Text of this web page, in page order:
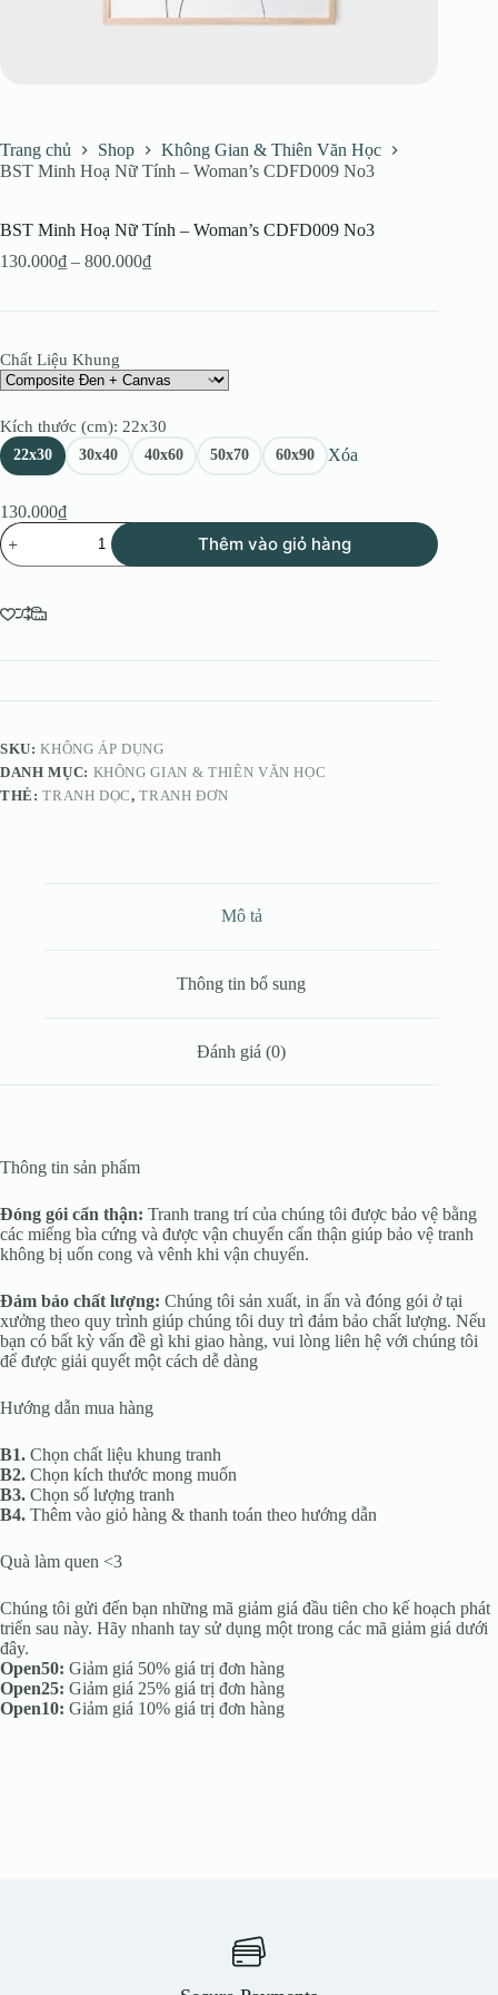
Trang chủ Shop
Không Gian & Thiên Văn Học
BST Minh Hoạ Nữ Tính – Woman’s CDFD009 No3
BST Minh Hoạ Nữ Tính – Woman’s CDFD009 No3
130.000₫ – 800.000₫Khoảng
Chất Liệu Khung
Kích thước (cm): 22x30
22x30 30x40 40x60 50x70 60x90 Xóa
130.000₫
BST
Minh
Hoạ
Tính
–
CDFD009
số
Thêm vào giỏ hàng
SKU:KHÔNG ÁP DỤNG
DANH MỤC: KHÔNG GIAN & THIÊN VĂN HỌC
THẺ:TRANH DỌC,TRANH ĐƠN
Mô tả
Thông tin bổ sung
Đánh giá (0)
Thông tin sản phẩm
Đóng gói cẩn thận: Tranh trang trí của chúng tôi được bảo vệ bằng
các miếng bìa cứng và được vận chuyển cẩn thận giúp bảo vệ tranh
không bị uốn cong và vênh khi vận chuyển.
Đảm bảo chất lượng: Chúng tôi sản xuất, in ấn và đóng gói ở tại
xưởng theo quy trình giúp chúng tôi duy trì đảm bảo chất lượng. Nếu
bạn có bất kỳ vấn đề gì khi giao hàng, vui lòng liên hệ với chúng tôi
để được giải quyết một cách dễ dàng
Hướng dẫn mua hàng
B1. Chọn chất liệu khung tranh
B2. Chọn kích thước mong muốn
B3. Chọn số lượng tranh
B4. Thêm vào giỏ hàng & thanh toán theo hướng dẫn
Quà làm quen <3
Chúng tôi gửi đến bạn những mã giảm giá đầu tiên cho kế hoạch phát
triển sau này. Hãy nhanh tay sử dụng một trong các mã giảm giá dưới
đây.
Open50: Giảm giá 50% giá trị đơn hàng
Open25: Giảm giá 25% giá trị đơn hàng
Open10: Giảm giá 10% giá trị đơn hàng